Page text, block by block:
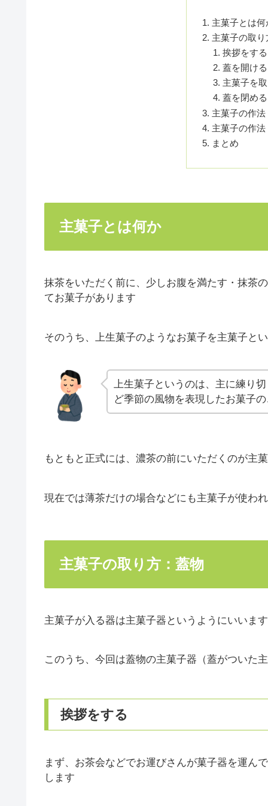
主菓子とは何
主菓子の取
挨拶をする
蓋を開ける
主菓子を
蓋を閉める
主菓子の作
主菓子の作
まとめ
主菓子とは何か
抹茶をいただく前に、少しお腹を満たす・抹茶
てお菓子があります
そのうち、上生菓子のようなお菓子を主菓子と
上生菓子というのは、主に練り
ど季節の風物を表現したお菓子
もともと正式には、濃茶の前にいただくのが主
現在では薄茶だけの場合などにも主菓子が使わ
主菓子の取り方：蓋物
主菓子が入る器は主菓子器というようにいいま
このうち、今回は蓋物の主菓子器（蓋がついた
挨拶をする
まず、お茶会などでお運びさんが菓子器を運ん
します